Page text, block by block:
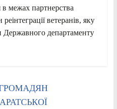
в межах партнерства
ветеранів, яку
Державного департаменту